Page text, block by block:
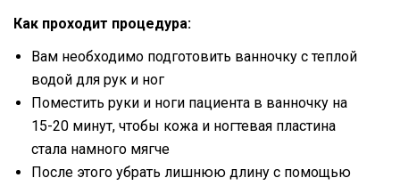
Как проходит процедура:
Вам необходимо подготовить ванночку с теплой
водой для рук и ног
Поместить руки и ноги пациента в ванночку на
15-20 минут, чтобы кожа и ногтевая пластина
стала намного мягче
После этого убрать лишнюю длину с помощью